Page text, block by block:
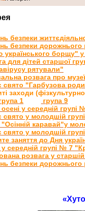
безпеки
безпеки дорожнього
українського борщу"
для дітей старшої
рятували"
розвага про
свято "Гарбузова
заходи
1
група 9
у середній групі
свято у молодшій
каравай"у
свято у молодшій
заняття до Дня
середній групі № 7
розвага у
безпеки дорожнього